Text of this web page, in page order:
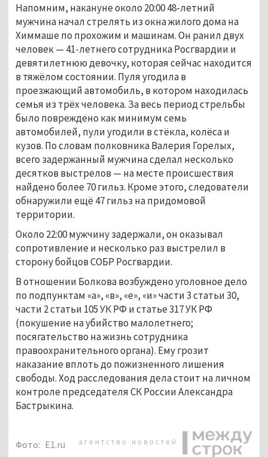
Напомним, накануне около 20:00 48-летний
мужчина начал стрелять из окна жилого дома на
Химмаше по прохожим и машинам. Он ранил двух
человек — 41-летнего сотрудника Росгвардии и
девятилетнюю девочку, которая сейчас находится
в тяжёлом состоянии. Пуля угодила в
проезжающий автомобиль, в котором находилась
семья из трёх человека. За весь период стрельбы
было повреждено как минимум семь
автомобилей, пули угодили в стёкла, колёса и
кузов. По словам полковника Валерия Горелых,
всего задержанный мужчина сделал несколько
десятков выстрелов — на месте происшествия
найдено более 70 гильз. Кроме этого, следователи
обнаружили ещё 47 гильз на придомовой
территории.
Около 22:00 мужчину задержали, он оказывал
сопротивление и несколько раз выстрелил в
сторону бойцов СОБР Росгвардии.
В отношении Болкова возбуждено уголовное дело
по подпунктам «а», «в», «е», «и» части 3 статьи 30,
части 2 статьи 105 УК РФ и статье 317 УК РФ
(покушение на убийство малолетнего;
посягательство на жизнь сотрудника
правоохранительного органа). Ему грозит
наказание вплоть до пожизненного лишения
свободы. Ход расследования дела стоит на личном
контроле председателя СК России Александра
Бастрыкина.
Фото: E1.ru